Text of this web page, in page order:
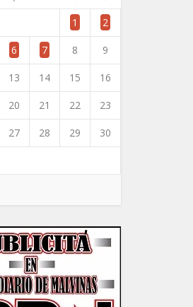
1 2
6 7 8 9
13 14 15 16
20 21 22 23
27 28 29 30